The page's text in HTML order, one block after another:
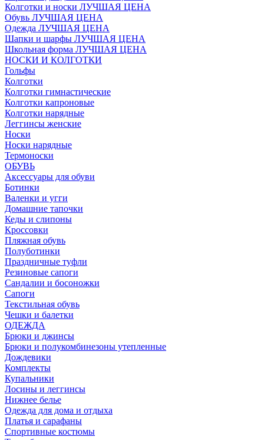
Колготки и носки ЛУЧШАЯ ЦЕНА
Обувь ЛУЧШАЯ ЦЕНА
Одежда ЛУЧШАЯ ЦЕНА
Шапки и шарфы ЛУЧШАЯ ЦЕНА
Школьная форма ЛУЧШАЯ ЦЕНА
НОСКИ И КОЛГОТКИ
Гольфы
Колготки
Колготки гимнастические
Колготки капроновые
Колготки нарядные
Леггинсы женские
Носки
Носки нарядные
Термоноски
ОБУВЬ
Аксессуары для обуви
Ботинки
Валенки и угги
Домашние тапочки
Кеды и слипоны
Кроссовки
Пляжная обувь
Полуботинки
Праздничные туфли
Резиновые сапоги
Сандалии и босоножки
Сапоги
Текстильная обувь
Чешки и балетки
ОДЕЖДА
Брюки и джинсы
Брюки и полукомбинезоны утепленные
Дождевики
Комплекты
Купальники
Лосины и леггинсы
Нижнее белье
Одежда для дома и отдыха
Платья и сарафаны
Спортивные костюмы